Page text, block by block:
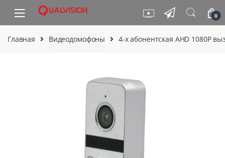
Skip to navigation
Skip to content
0
Главная Видеодомофоны 4-х абонентская AHD 1080P